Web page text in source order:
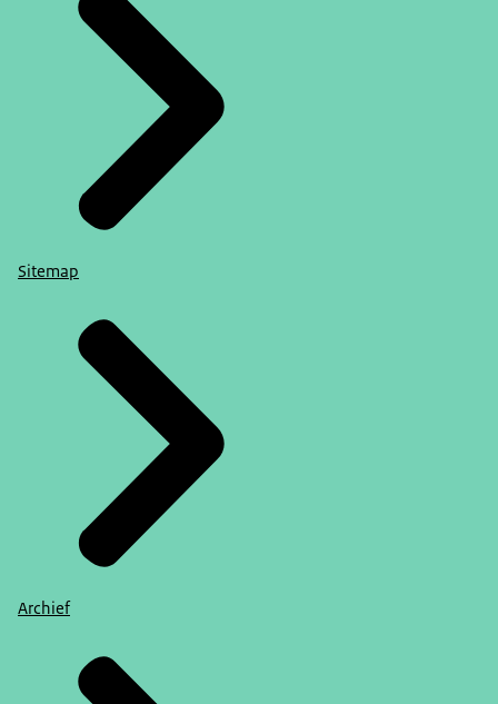
Sitemap
Archief